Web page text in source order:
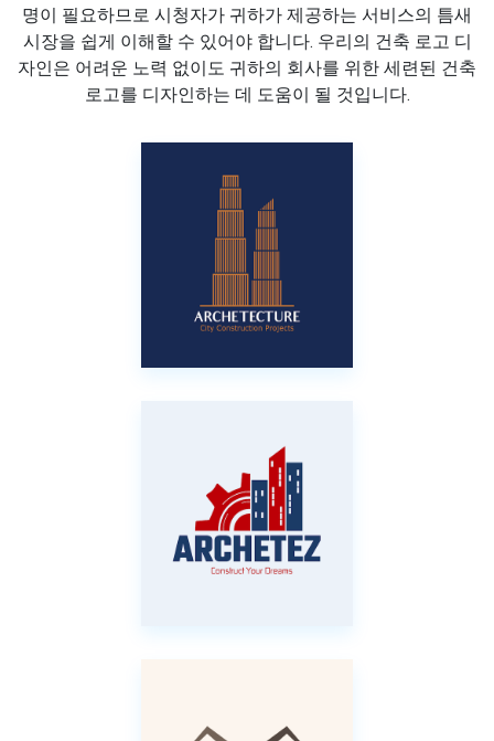
명이 필요하므로 시청자가 귀하가 제공하는 서비스의 틈새
시장을 쉽게 이해할 수 있어야 합니다. 우리의 건축 로고 디
자인은 어려운 노력 없이도 귀하의 회사를 위한 세련된 건축
로고를 디자인하는 데 도움이 될 것입니다.